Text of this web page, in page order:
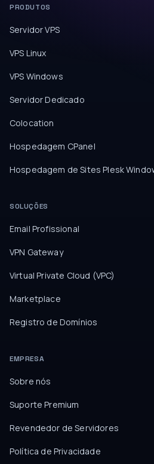
PRODUTOS
Servidor VPS
VPS Linux
VPS Windows
Servidor Dedicado
Colocation
Hospedagem CPanel
Hospedagem de Sites Plesk
SOLUÇÕES
Email Profissional
VPN Gateway
Virtual Private Cloud (VPC)
Marketplace
Registro de Domínios
EMPRESA
Sobre nós
Suporte Premium
Revendedor de Servidores
Política de Privacidade